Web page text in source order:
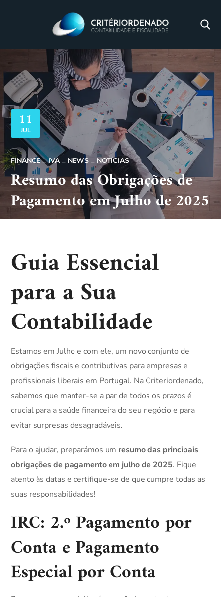
11
JUL
FINANCE IVA NEWS NOTÍCIAS
Resumo das Obrigações de
Pagamento em Julho de 2025
Guia Essencial
para a Sua
Contabilidade
Estamos em Julho e com ele, um novo conjunto de
obrigações fiscais e contributivas para empresas e
profissionais liberais em Portugal. Na Criteriordenado,
sabemos que manter-se a par de todos os prazos é
crucial para a saúde financeira do seu negócio e para
evitar surpresas desagradáveis.
Para o ajudar, preparámos um resumo das principais
obrigações de pagamento em julho de 2025. Fique
atento às datas e certifique-se de que cumpre todas as
suas responsabilidades!
IRC: 2.º Pagamento por
Conta e Pagamento
Especial por Conta